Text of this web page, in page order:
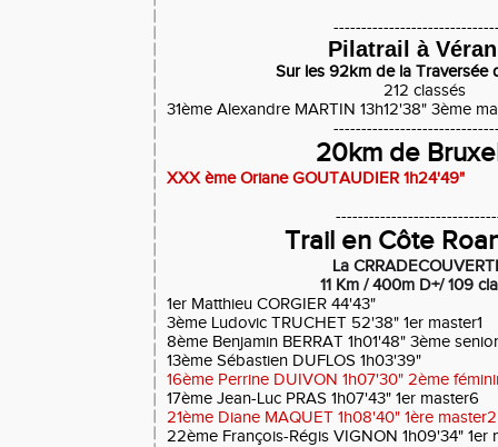
Pilatrail à
Sur les 92km de la Traversée
212 classés
31ème Alexandre MARTIN 13h12'38" 3ème
20km de
XXX ème Oriane GOUTAUDIER 1h24'49"
Trail en Côte
La
11 Km / 400m D+/ 109
1er Matthieu CORGIER 44'43"
3ème Ludovic TRUCHET 52'38" 1er master1
8ème Benjamin BERRAT 1h01'48" 3ème senior
13ème Sébastien DUFLOS 1h03'39"
16ème Perrine DUIVON 1h07'30" 2ème
17ème Jean-Luc PRAS 1h07'43" 1er master6
21ème Diane MAQUET 1h08'40" 1ère master2
22ème François-Régis VIGNON 1h09'34" 1er